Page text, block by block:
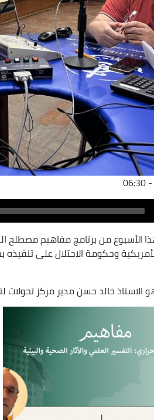
الأسبوع من برنامج مفاهيم مصطلح
وحكومة الاحتلال على
خالد حسن مدير مركز تحولات